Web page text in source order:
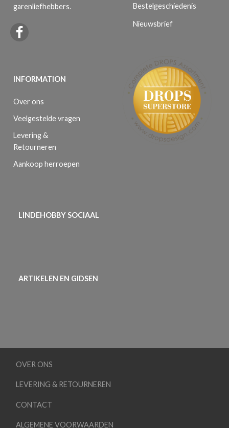
garenliefhebbers.
INFORMATION
Over ons
Veelgestelde vragen
Levering &
Retourneren
Aankoop herroepen
Bestelgeschiedenis
Nieuwsbrief
LINDEHOBBY SOCIAAL
ARTIKELEN EN GIDSEN
OVER ONS
LEVERING & RETOURNEREN
CONTACT
ALGEMENE VOORWAARDEN